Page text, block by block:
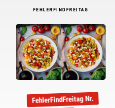
FEHLERFINDFREITAG
FehlerFindFreitag Nr.